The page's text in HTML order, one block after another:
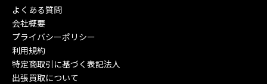
よくある質問
会社概要
プライバシーポリシー
利用規約
特定商取引に基づく表記法人
出張買取について